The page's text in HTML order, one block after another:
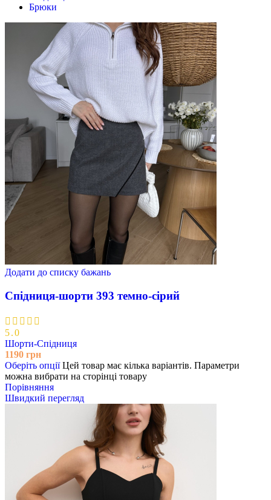
Брюки
Додати до списку бажань
Спідниця-шорти 393 темно-сірий
5.0
Шорти-Спідниця
1190 грн
Оберіть опції Цей товар має кілька варіантів. Параметри
можна вибрати на сторінці товару
Порівняння
Швидкий перегляд